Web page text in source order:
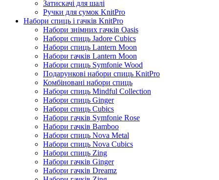
Затискачі для шалі
Ручки для сумок KnitPro
Набори спиць і гачків KnitPro
Набори знімних гачків Oasis
Набори спиць Jadore Cubics
Набори спиць Lantern Moon
Набори гачків Lantern Moon
Набори спиць Symfonie Wood
Подарункові набори спиць KnitPro
Комбіновані набори спиць
Набори спиць Mindful Collection
Набори спиць Ginger
Набори спиць Cubics
Набори гачків Symfonie Rose
Набори гачків Bamboo
Набори спиць Nova Metal
Набори спиць Nova Cubics
Набори спиць Zing
Набори гачків Ginger
Набори гачків Dreamz